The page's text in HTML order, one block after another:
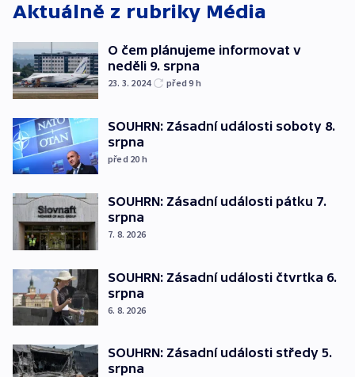
Aktuálně z rubriky Média
O čem plánujeme informovat v
neděli 9. srpna
23. 3. 2024 před 9 h
SOUHRN: Zásadní události soboty 8.
srpna
před 20 h
SOUHRN: Zásadní události pátku 7.
srpna
7. 8. 2026
SOUHRN: Zásadní události čtvrtka 6.
srpna
6. 8. 2026
SOUHRN: Zásadní události středy 5.
srpna